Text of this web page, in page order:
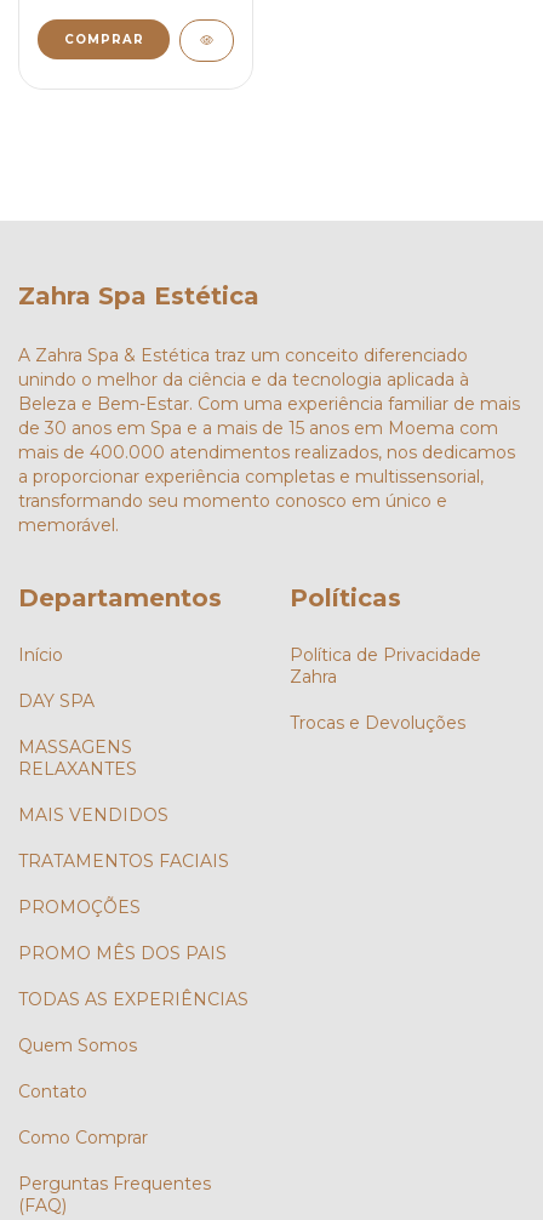
Zahra Spa Estética
A Zahra Spa & Estética traz um conceito diferenciado
unindo o melhor da ciência e da tecnologia aplicada à
Beleza e Bem-Estar. Com uma experiência familiar de mais
de 30 anos em Spa e a mais de 15 anos em Moema com
mais de 400.000 atendimentos realizados, nos dedicamos
a proporcionar experiência completas e multissensorial,
transformando seu momento conosco em único e
memorável.
Departamentos
Início
DAY SPA
MASSAGENS
RELAXANTES
MAIS VENDIDOS
TRATAMENTOS FACIAIS
PROMOÇÕES
PROMO MÊS DOS PAIS
TODAS AS EXPERIÊNCIAS
Quem Somos
Contato
Como Comprar
Perguntas Frequentes
(FAQ)
Políticas
Política de Privacidade
Zahra
Trocas e Devoluções